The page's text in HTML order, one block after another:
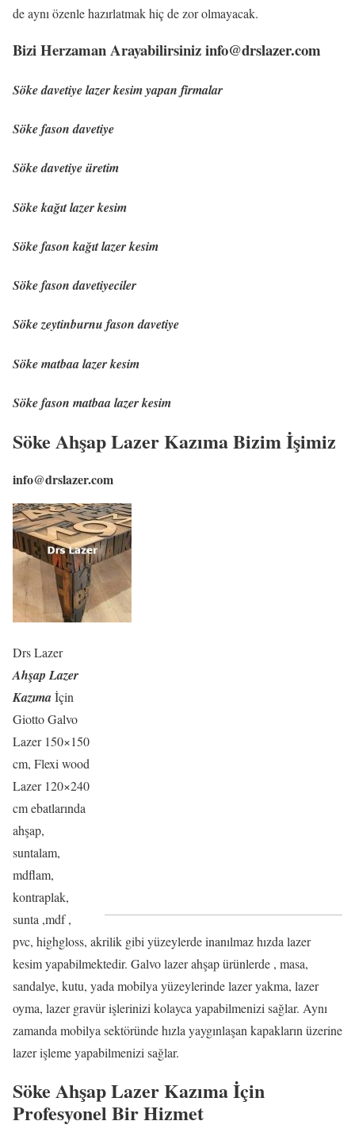
de aynı özenle hazırlatmak hiç de zor olmayacak.
Bizi Herzaman Arayabilirsiniz info@drslazer.com
Söke davetiye lazer kesim yapan firmalar
Söke fason davetiye
Söke davetiye üretim
Söke kağıt lazer kesim
Söke fason kağıt lazer kesim
Söke fason davetiyeciler
Söke zeytinburnu fason davetiye
Söke matbaa lazer kesim
Söke fason matbaa lazer kesim
Söke Ahşap Lazer Kazıma Bizim İşimiz
info@drslazer.com
Drs Lazer
Ahşap Lazer
Kazımaİçin
Giotto Galvo
Lazer 150×150
cm, Flexi wood
Lazer 120×240
cm ebatlarında
ahşap,
suntalam,
mdflam,
kontraplak,
sunta ,mdf ,
pvc, highgloss, akrilik gibi yüzeylerde inanılmaz hızda lazer
kesim yapabilmektedir. Galvo lazer ahşap ürünlerde , masa,
sandalye, kutu, yada mobilya yüzeylerinde lazer yakma, lazer
oyma, lazer gravür işlerinizi kolayca yapabilmenizi sağlar. Aynı
zamanda mobilya sektöründe hızla yaygınlaşan kapakların üzerine
lazer işleme yapabilmenizi sağlar.
Söke Ahşap Lazer Kazıma İçin
Profesyonel Bir Hizmet